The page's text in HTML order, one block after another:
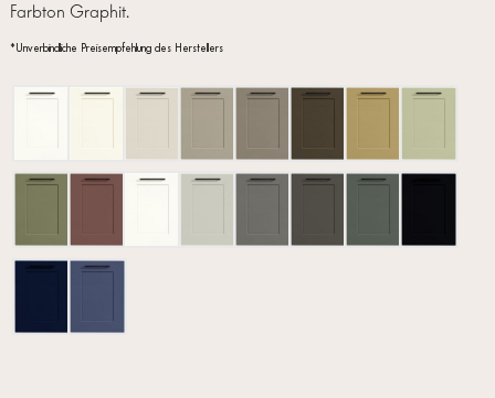
Farbton Graphit.
*Unverbindliche Preisempfehlung des Herstellers